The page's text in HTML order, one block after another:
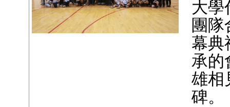
大學
團
幕典
承的
雄相
碑。